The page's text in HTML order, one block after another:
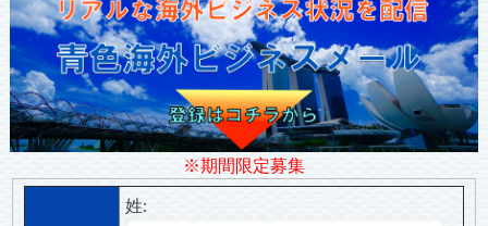
※期間限定募集
姓: